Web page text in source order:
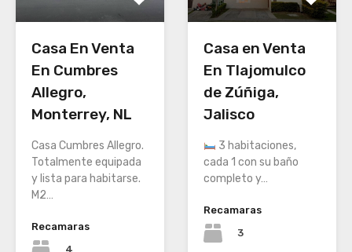
Casa En Venta
En Cumbres
Allegro,
Monterrey, NL
Casa Cumbres Allegro.
Totalmente equipada
y lista para habitarse.
M2…
Recamaras
4
Casa en Venta
En Tlajomulco
de Zúñiga,
Jalisco
3 habitaciones,
cada 1 con su baño
completo y…
Recamaras
3